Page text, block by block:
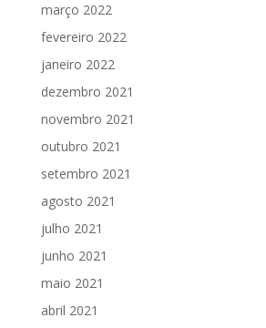
março 2022
fevereiro 2022
janeiro 2022
dezembro 2021
novembro 2021
outubro 2021
setembro 2021
agosto 2021
julho 2021
junho 2021
maio 2021
abril 2021